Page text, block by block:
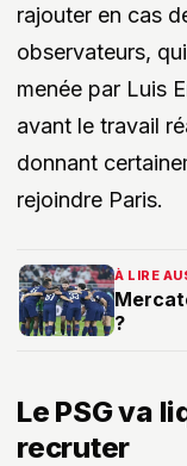
rajouter en cas
observateurs,
menée par Luis
avant le travail
donnant
rejoindre Paris.
À LIRE
?
Le PSG va
recruter